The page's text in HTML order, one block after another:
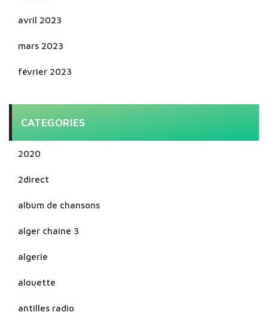
avril 2023
mars 2023
février 2023
CATEGORIES
2020
2direct
album de chansons
alger chaine 3
algerie
alouette
antilles radio